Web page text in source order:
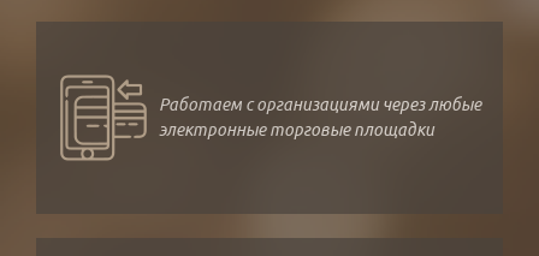
Работаем с организациями через любые
электронные торговые площадки